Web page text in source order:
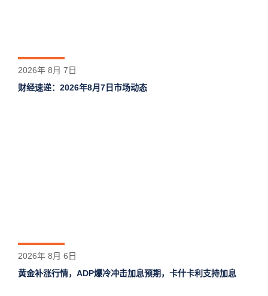
2026年 8月 7日
财经速递：2026年8月7日市场动态
2026年 8月 6日
黄金补涨行情，ADP爆冷冲击加息预期，卡什卡利支持加息